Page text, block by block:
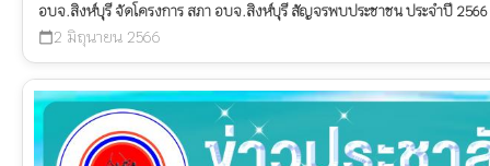
อบจ.สิงห์บุรี จัดโครงการ สภา อบจ.สิงห์บุรี สัญจรพบประชาชน ประจำปี 2566
calendar_today 2 มิถุนายน 2566